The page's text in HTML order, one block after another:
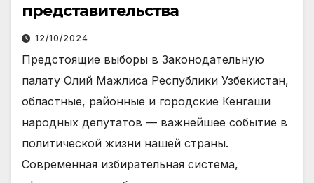
представительства
12/10/2024
Предстоящие выборы в Законодательную
палату Олий Мажлиса Республики Узбекистан,
областные, районные и городские Кенгаши
народных депутатов — важнейшее событие в
политической жизни нашей страны.
Современная избирательная система,